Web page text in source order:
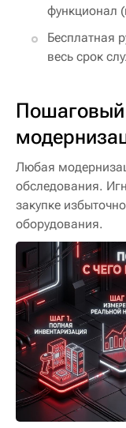
функционал
Бесплатная
весь срок
Пошаговый
Любая
обследования.
закупке
оборудования.